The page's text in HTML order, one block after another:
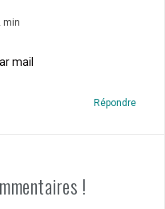
min
mail
Répondre
!